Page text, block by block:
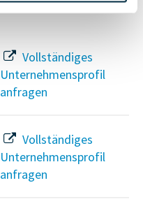
Vollständiges
Unternehmensprofil
anfragen
Vollständiges
Unternehmensprofil
anfragen